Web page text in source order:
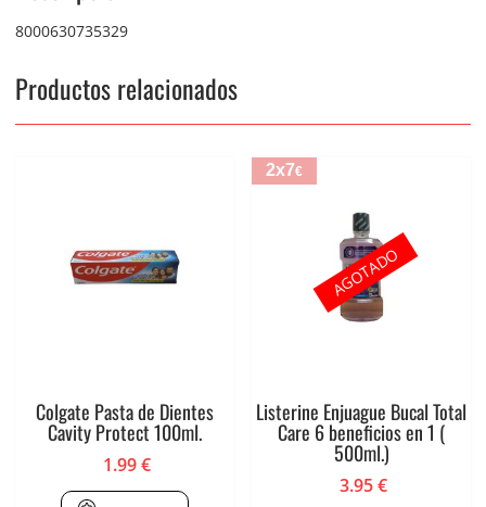
8000630735329
Productos relacionados
Colgate Pasta de Dientes
Cavity Protect 100ml.
1.99€
2x7€
Listerine Enjuague Bucal Total
Care 6 beneficios en 1 (
500ml.)
3.95€
AGOTADO